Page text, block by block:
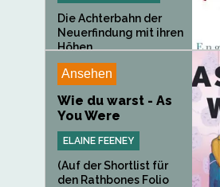
Die Achterbahn der
Neuerfindung mit ihren
Höhen...
Ansehen
Wie du warst - As
You Were
ELAINE FEENEY
(Auf der Shortlist für
den Rathbones Folio